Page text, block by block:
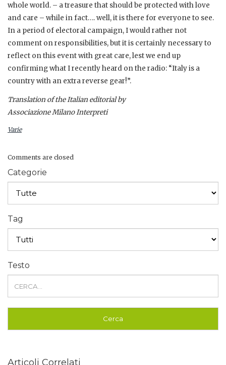
whole world. – a treasure that should be protected with love
and care – while in fact…. well, it is there for everyone to see.
In a period of electoral campaign, I would rather not
comment on responsibilities, but it is certainly necessary to
reflect on this event with great care, lest we end up
confirming what I recently heard on the radio: “Italy is a
country with an extra reverse gear!”.
Translation of the Italian editorial by
Associazione Milano Interpreti
Varie
Comments are closed
Categorie
Tag
Testo
Articoli Correlati